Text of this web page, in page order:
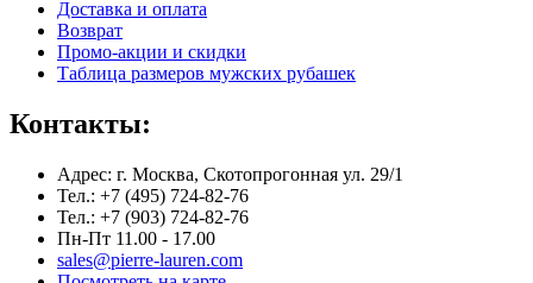
Доставка и оплата
Возврат
Промо-акции и скидки
Таблица размеров мужских рубашек
Контакты:
Адрес: г. Москва, Скотопрогонная ул. 29/1
Тел.: +7 (495) 724-82-76
Тел.: +7 (903) 724-82-76
Пн-Пт 11.00 - 17.00
sales@pierre-lauren.com